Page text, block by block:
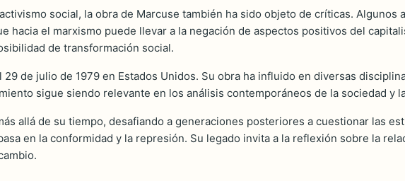
social, la obra de Marcuse también ha sido objeto de críticas. Algunos
hacia el marxismo puede llevar a la negación de aspectos positivos del
de transformación social.
de julio de 1979 en Estados Unidos. Su obra ha influido en diversas
sigue siendo relevante en los análisis contemporáneos de la sociedad y
allá de su tiempo, desafiando a generaciones posteriores a cuestionar las
en la conformidad y la represión. Su legado invita a la reflexión sobre la